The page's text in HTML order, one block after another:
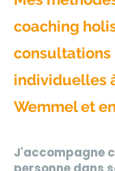
coaching
consultations
individuelles
Wemmel et
J'accompagne